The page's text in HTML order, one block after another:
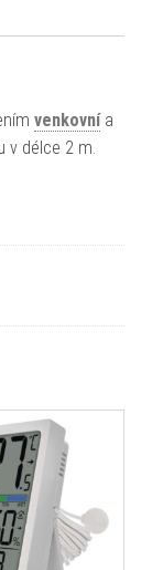
venkovnía
v délce 2 m.